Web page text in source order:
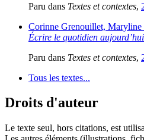
Paru dans Textes et contextes,
Corinne Grenouillet, Maryline
Écrire le quotidien aujourd’hui
Paru dans Textes et contextes,
Tous les textes...
Droits d'auteur
Le texte seul, hors citations, est